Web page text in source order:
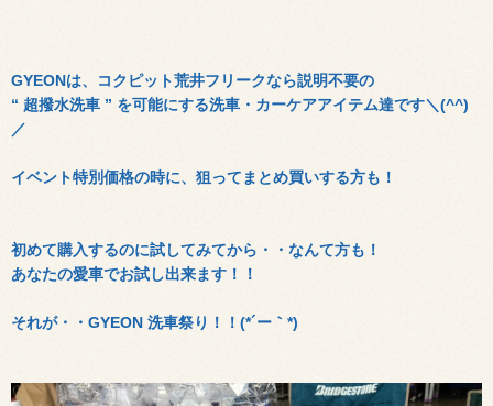
GYEONは、コクピット荒井フリークなら説明不要の
“ 超撥水洗車 ” を可能にする洗車・カーケアアイテム達です＼(^^)
／
イベント特別価格の時に、狙ってまとめ買いする方も！
初めて購入するのに試してみてから・・なんて方も！
あなたの愛車でお試し出来ます！！
それが・・GYEON 洗車祭り！！(*´ー｀*)